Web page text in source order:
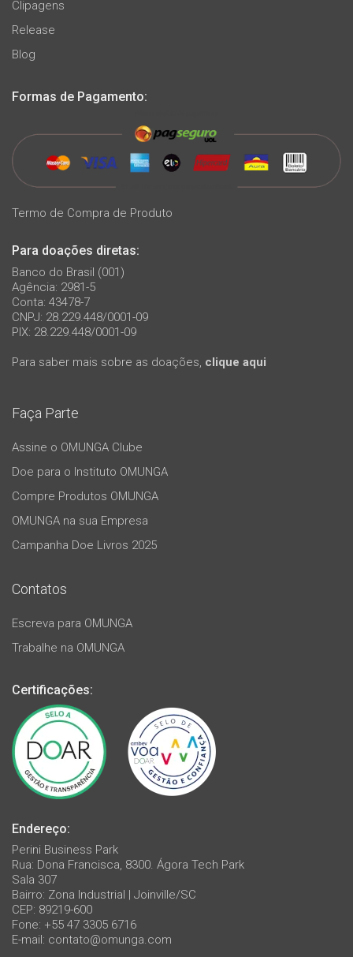
Clipagens
Release
Blog
Formas de Pagamento:
Termo de Compra de Produto
Para doações diretas:
Banco do Brasil (001)
Agência: 2981-5
Conta: 43478-7
CNPJ: 28.229.448/0001-09
PIX: 28.229.448/0001-09
Para saber mais sobre as doações, clique aqui
Faça Parte
Assine o OMUNGA Clube
Doe para o Instituto OMUNGA
Compre Produtos OMUNGA
OMUNGA na sua Empresa
Campanha Doe Livros 2025
Contatos
Escreva para OMUNGA
Trabalhe na OMUNGA
Certificações:
Endereço:
Perini Business Park
Rua: Dona Francisca, 8300. Ágora Tech Park
Sala 307
Bairro: Zona Industrial | Joinville/SC
CEP: 89219-600
Fone: +55 47 3305 6716
E-mail: contato@omunga.com